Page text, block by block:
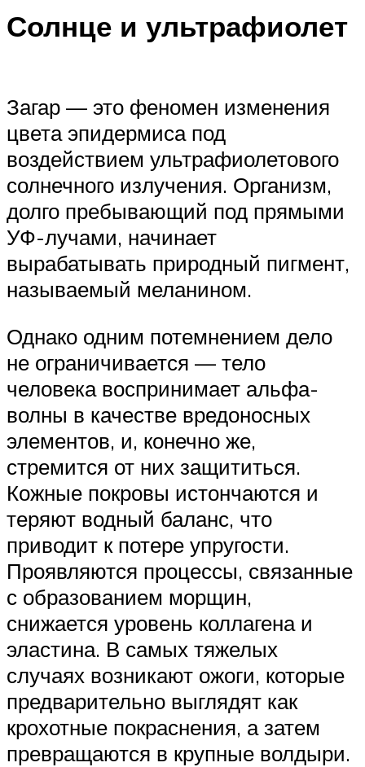
Солнце и ультрафиолет
Загар — это феномен изменения
цвета эпидермиса под
воздействием ультрафиолетового
солнечного излучения. Организм,
долго пребывающий под прямыми
УФ-лучами, начинает
вырабатывать природный пигмент,
называемый меланином.
Однако одним потемнением дело
не ограничивается — тело
человека воспринимает альфа-
волны в качестве вредоносных
элементов, и, конечно же,
стремится от них защититься.
Кожные покровы истончаются и
теряют водный баланс, что
приводит к потере упругости.
Проявляются процессы, связанные
с образованием морщин,
снижается уровень коллагена и
эластина. В самых тяжелых
случаях возникают ожоги, которые
предварительно выглядят как
крохотные покраснения, а затем
превращаются в крупные волдыри.